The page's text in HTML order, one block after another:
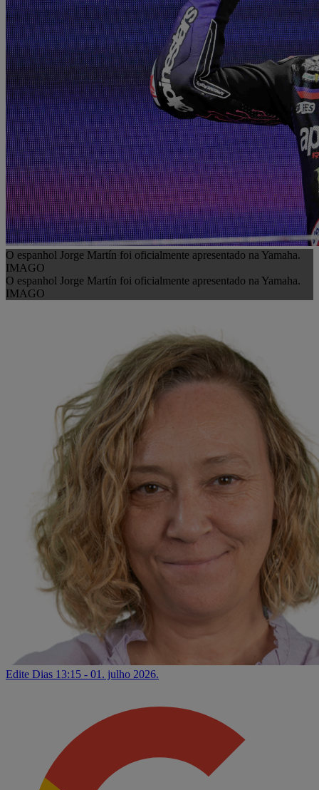
O espanhol Jorge Martín foi oficialmente apresentado na Yamaha.
IMAGO
O espanhol Jorge Martín foi oficialmente apresentado na Yamaha.
IMAGO
Edite Dias 13:15 - 01. julho 2026.